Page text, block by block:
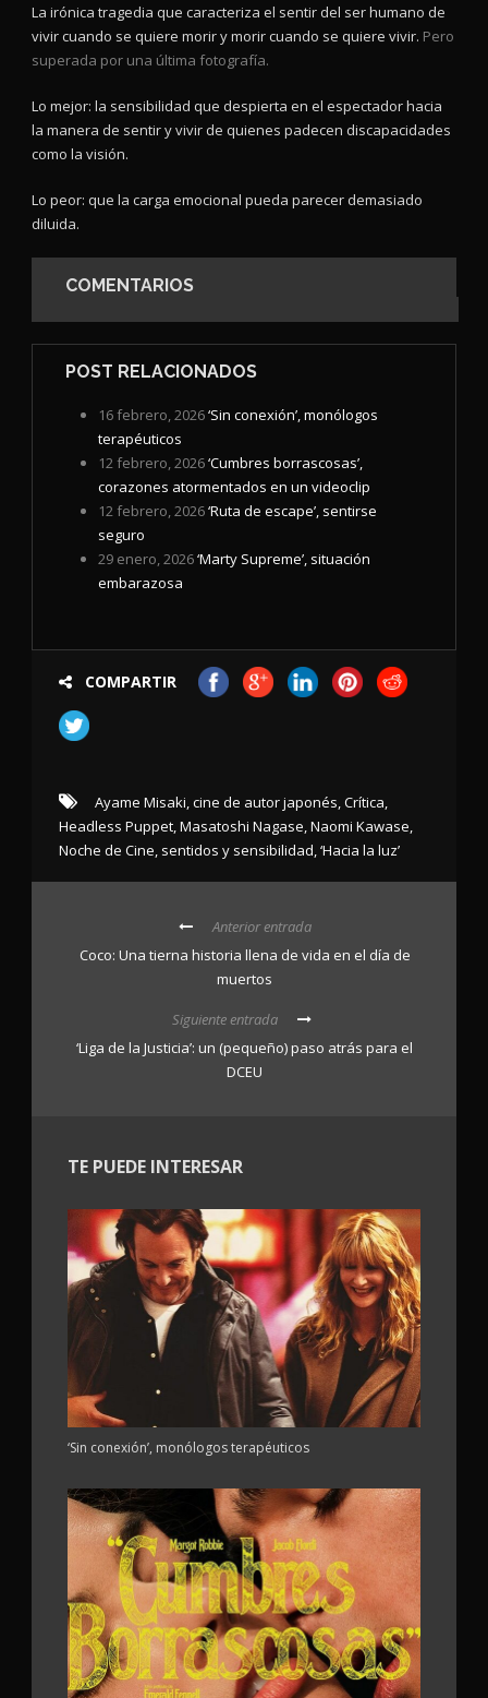
La irónica tragedia que caracteriza el sentir del ser humano de
vivir cuando se quiere morir y morir cuando se quiere vivir. Pero
superada por una última fotografía.
Lo mejor: la sensibilidad que despierta en el espectador hacia
la manera de sentir y vivir de quienes padecen discapacidades
como la visión.
Lo peor: que la carga emocional pueda parecer demasiado
diluida.
COMENTARIOS
POST RELACIONADOS
16 febrero, 2026‘Sin conexión’, monólogos
terapéuticos
12 febrero, 2026‘Cumbres borrascosas’,
corazones atormentados en un videoclip
12 febrero, 2026‘Ruta de escape’, sentirse
seguro
29 enero, 2026‘Marty Supreme’, situación
embarazosa
COMPARTIR
Ayame Misaki,cine de autor japonés,Crítica,
Headless Puppet,Masatoshi Nagase,Naomi Kawase,
Noche de Cine, sentidos y sensibilidad,‘Hacia la luz’
Anterior entrada
Coco: Una tierna historia llena de vida en el día de
muertos
Siguiente entrada
‘Liga de la Justicia’: un (pequeño) paso atrás para el
DCEU
TE PUEDE INTERESAR
‘Sin conexión’, monólogos terapéuticos